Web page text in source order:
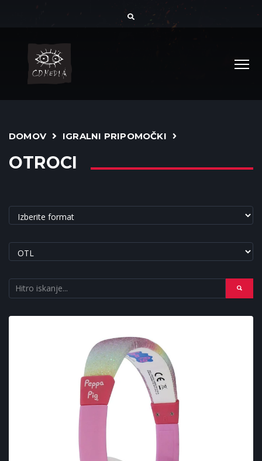
DOMOV IGRALNI PRIPOMOČKI
OTROCI